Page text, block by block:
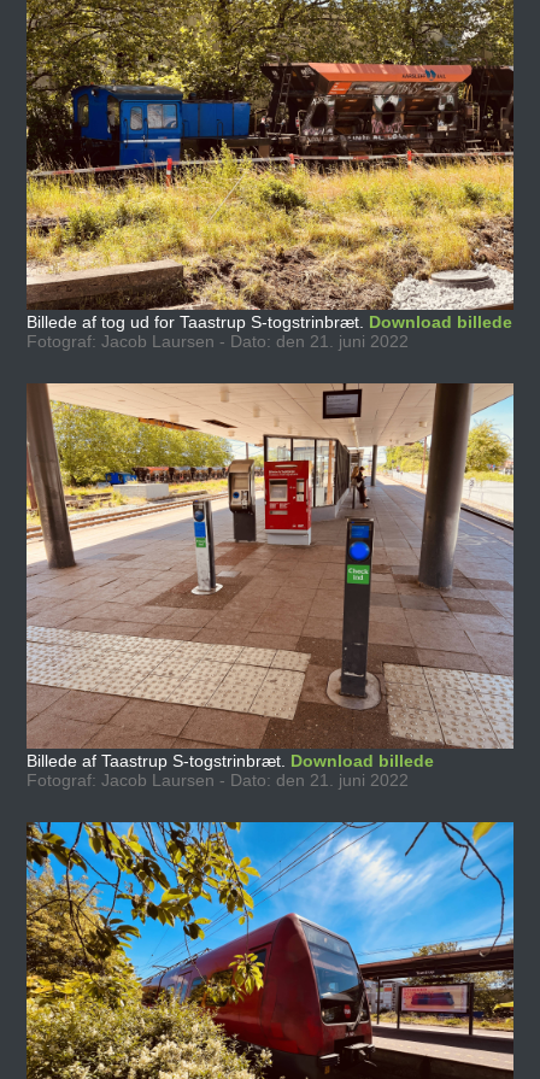
Billede af tog ud for Taastrup S-togstrinbræt. Download billede
Fotograf: Jacob Laursen - Dato: den 21. juni 2022
Billede af Taastrup S-togstrinbræt. Download billede
Fotograf: Jacob Laursen - Dato: den 21. juni 2022